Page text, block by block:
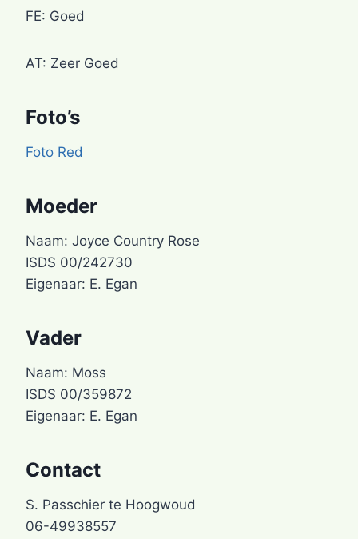
FE: Goed
AT: Zeer Goed
Foto’s
Foto Red
Moeder
Naam: Joyce Country Rose
ISDS 00/242730
Eigenaar: E. Egan
Vader
Naam: Moss
ISDS 00/359872
Eigenaar: E. Egan
Contact
S. Passchier te Hoogwoud
06-49938557